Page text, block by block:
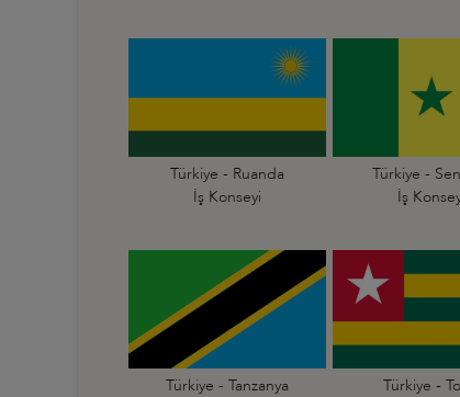
Türkiye - Ruanda
İş Konseyi
Türkiye -
İş
Türkiye - Tanzanya
Türkiye -